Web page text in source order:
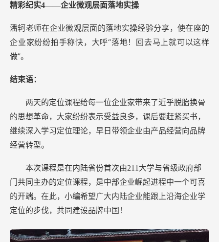
精彩纪实4——企业微观层面落地实操
潘轲老师在企业微观层面的落地实操经验分享，使在座的
企业家纷纷拍手称快，大呼“落地！回去马上就可以这样
做”。
结束语：
两天的定位课程给每一位企业家带来了近乎脱胎换骨
的思想革命，大家纷纷表示受益良多，课后要赶紧买书，
继续深入学习定位理论，早日带领企业由产品经营向品牌
经营转型。
本次课程是在内陆省份首次由211大学与省级政府部
门共同主办的定位课程，是中部企业崛起进程中一个可喜
的开端。在此，小编希望广大内陆企业能跟上沿海企业学
定位的步伐，共同建设品牌中国！